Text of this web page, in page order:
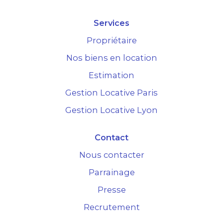
Services
Propriétaire
Nos biens en location
Estimation
Gestion Locative Paris
Gestion Locative Lyon
Contact
Nous contacter
Parrainage
Presse
Recrutement